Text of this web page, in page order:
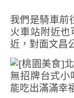
我們是騎車前
火車站附近
近，對面文昌